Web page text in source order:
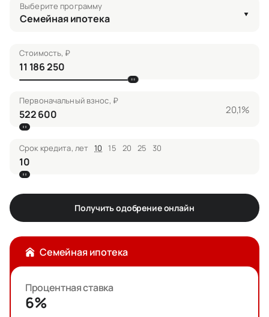
Выберите программу
Семейная ипотека
Стоимость, ₽
Первоначальный взнос, ₽
20,1%
Срок кредита, лет 10 15 20 25 30
Получить одобрение онлайн
Семейная ипотека
Процентная ставка
6%